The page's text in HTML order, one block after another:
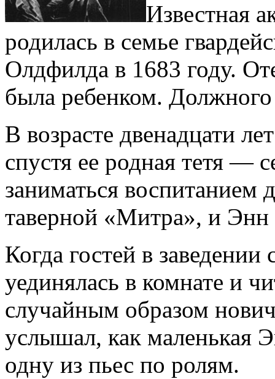
Известная
родилась в семье
Олдфилда в 1683 году.
была ребенком.
В возрасте двенадцати
спустя ее родная тетя —
заниматься воспитанием
таверной «Митра», и Энн
Когда гостей в
уединялась в комнате и
случайным образом
услышал, как маленькая
одну из пьес по ролям.